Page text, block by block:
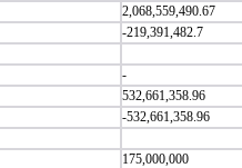
2,068,559,490.67
-219,391,482.7
-
532,661,358.96
-532,661,358.96
175,000,000